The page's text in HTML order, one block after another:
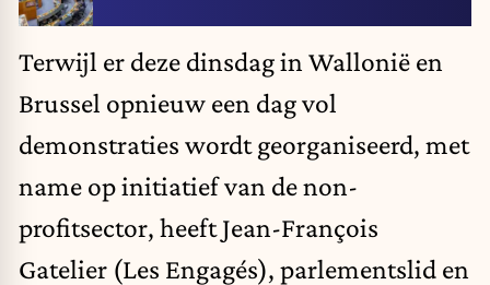
Terwijl er deze dinsdag in Wallonië en
Brussel opnieuw een dag vol
demonstraties wordt georganiseerd, met
name op initiatief van de non-
profitsector, heeft Jean-François
Gatelier (Les Engagés), parlementslid en